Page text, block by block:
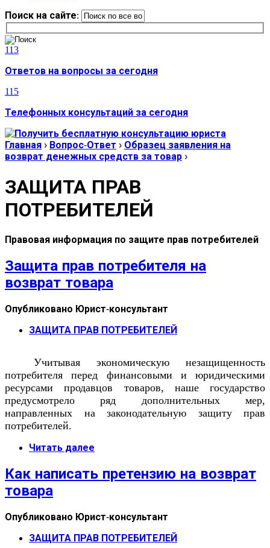
Поиск на сайте:
113
Ответов на вопросы за сегодня
115
Телефонных консультаций за сегодня
Главная › Вопрос-Ответ › Образец заявления на
возврат денежных средств за товар ›
ЗАЩИТА ПРАВ
ПОТРЕБИТЕЛЕЙ
Правовая информация по защите прав потребителей
Защита прав потребителя на
возврат товара
Опубликовано Юрист-консультант
ЗАЩИТА ПРАВ ПОТРЕБИТЕЛЕЙ
Учитывая экономическую незащищенность
потребителя перед финансовыми и юридическими
ресурсами продавцов товаров, наше государство
предусмотрело ряд дополнительных мер,
направленных на законодательную защиту прав
потребителей.
Читать далее
Как написать претензию на возврат
товара
Опубликовано Юрист-консультант
ЗАЩИТА ПРАВ ПОТРЕБИТЕЛЕЙ